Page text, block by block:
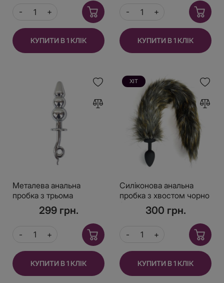
КУПИТИ В 1 КЛІК КУПИТИ В 1 КЛІК
Металева анальна
пробка з трьома
кульками та металевим
хвостиком для
299 грн.
КУПИТИ В 1 КЛІК
ХІТ
Силіконова анальна
пробка з хвостом чорно
/ руда розмір S
300 грн.
КУПИТИ В 1 КЛІК